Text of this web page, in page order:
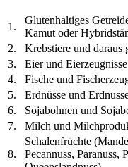
1.
Glutenhaltiges
Kamut oder
2.
Krebstiere und daraus
3.
Eier und Eierzeugnisse
4.
Fische und
5.
Erdnüsse und
6.
Sojabohnen und
7.
Milch und
8.
Schalenfrüchte
Pecannuss, Paranuss,